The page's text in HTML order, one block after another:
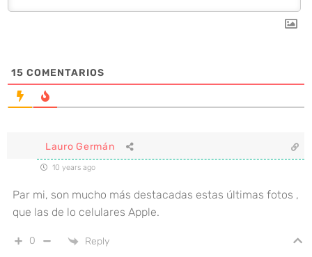
15 COMENTARIOS
Lauro Germán
10 years ago
Par mi, son mucho más destacadas estas últimas fotos ,
que las de lo celulares Apple.
0 Reply